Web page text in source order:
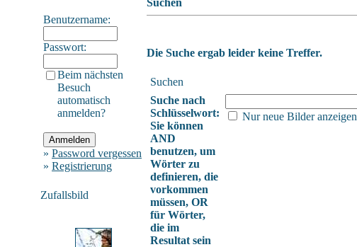
Benutzername:
Passwort:
Beim nächsten
Besuch
automatisch
anmelden?
» Password vergessen
» Registrierung
Zufallsbild
Die Suche ergab leider keine Treffer.
Suchen
Suche nach
Schlüsselwort:
Sie können
AND
benutzen, um
Wörter zu
definieren, die
vorkommen
müssen, OR
für Wörter,
die im
Resultat sein
Nur neue Bilder anzeigen